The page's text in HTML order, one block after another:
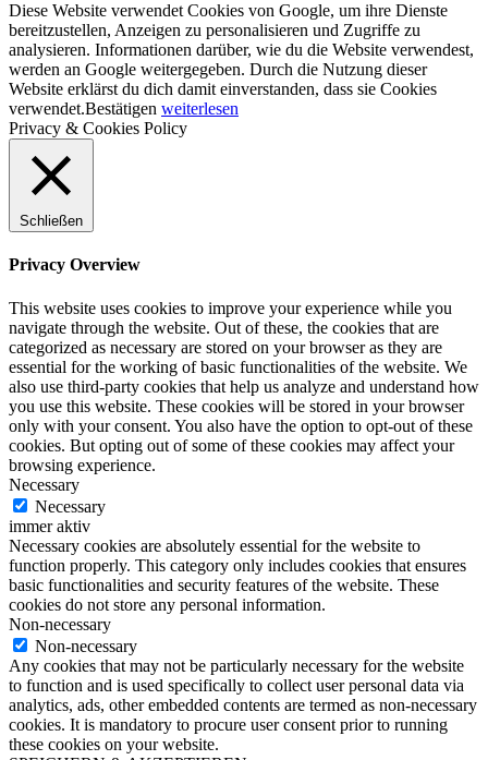
Diese Website verwendet Cookies von Google, um ihre Dienste
bereitzustellen, Anzeigen zu personalisieren und Zugriffe zu
analysieren. Informationen darüber, wie du die Website verwendest,
werden an Google weitergegeben. Durch die Nutzung dieser
Website erklärst du dich damit einverstanden, dass sie Cookies
verwendet.Bestätigen weiterlesen
Privacy & Cookies Policy
Schließen
Privacy Overview
This website uses cookies to improve your experience while you
navigate through the website. Out of these, the cookies that are
categorized as necessary are stored on your browser as they are
essential for the working of basic functionalities of the website. We
also use third-party cookies that help us analyze and understand how
you use this website. These cookies will be stored in your browser
only with your consent. You also have the option to opt-out of these
cookies. But opting out of some of these cookies may affect your
browsing experience.
Necessary
Necessary
immer aktiv
Necessary cookies are absolutely essential for the website to
function properly. This category only includes cookies that ensures
basic functionalities and security features of the website. These
cookies do not store any personal information.
Non-necessary
Non-necessary
Any cookies that may not be particularly necessary for the website
to function and is used specifically to collect user personal data via
analytics, ads, other embedded contents are termed as non-necessary
cookies. It is mandatory to procure user consent prior to running
these cookies on your website.